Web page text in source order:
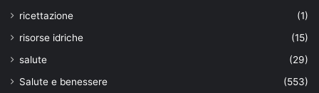
ricettazione
(1)
risorse idriche
(15)
salute
(29)
Salute e benessere
(553)